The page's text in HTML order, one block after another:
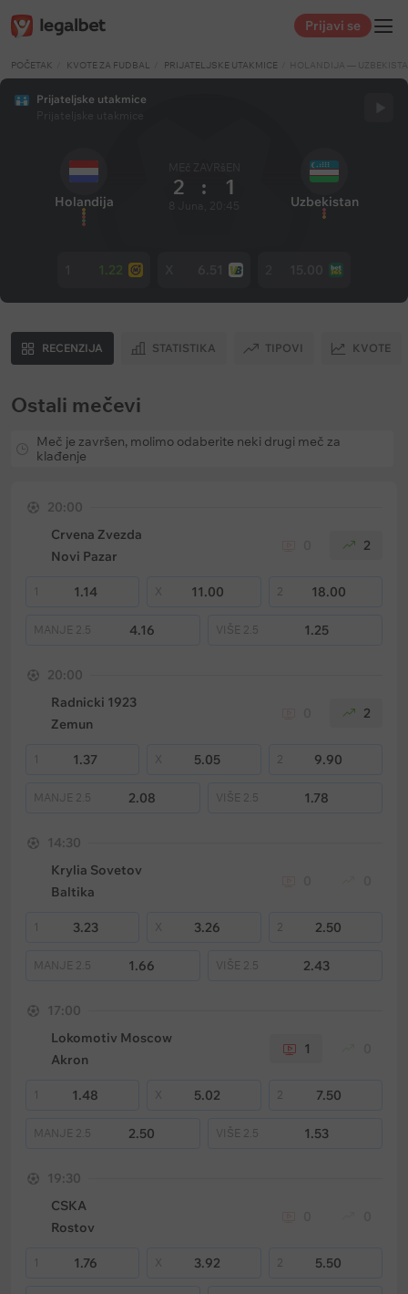
Prijavi se
POČETAK KVOTE ZA FUDBAL PRIJATELJSKE UTAKMICE HOLANDIJA —
Prijateljske utakmice
Holandija
2 : 1
Uzbekistan
1.22
RECENZIJA STATISTIKA TIPOVI KVOTE
Ostali mečevi
Meč je završen, molimo odaberite neki drugi meč za
klađenje
20:00
Crvena Zvezda
Novi Pazar
2
1 1.14 11.00 2 18.00
MANJE 2.5 4.16 VIŠE 2.5 1.25
20:00
Radnicki 1923
Zemun
2
1 1.37 5.05 2 9.90
MANJE 2.5 2.08 VIŠE 2.5 1.78
14:30
Krylia Sovetov
Baltika
1 3.23 3.26 2 2.50
MANJE 2.5 1.66 VIŠE 2.5 2.43
17:00
Lokomotiv Moscow
Akron
1
1 1.48 5.02 2 7.50
MANJE 2.5 2.50 VIŠE 2.5 1.53
19:30
CSKA
Rostov
1 1.76 3.92 2 5.50